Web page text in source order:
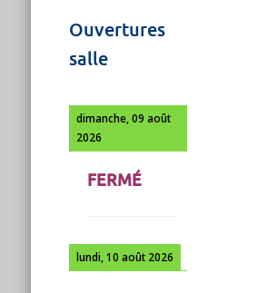
Ouvertures
salle
dimanche, 09 août
2026
FERMÉ
lundi, 10 août 2026